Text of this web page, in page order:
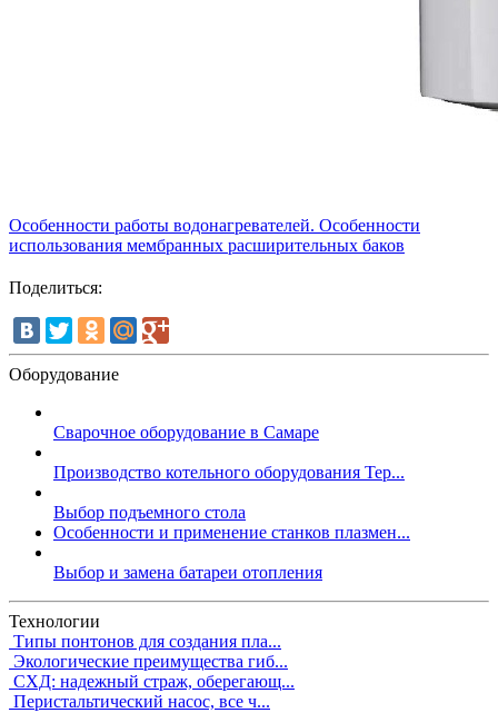
Особенности работы водонагревателей. Особенности
использования мембранных расширительных баков
Поделиться:
Оборудование
Сварочное оборудование в Самаре
Производство котельного оборудования Тер...
Выбор подъемного стола
Особенности и применение станков плазмен...
Выбор и замена батареи отопления
Технологии
Типы понтонов для создания пла...
Экологические преимущества гиб...
СХД: надежный страж, оберегающ...
Перистальтический насос, все ч...